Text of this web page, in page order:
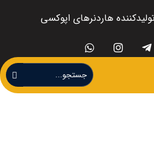
هاردنرهای اپوکسی